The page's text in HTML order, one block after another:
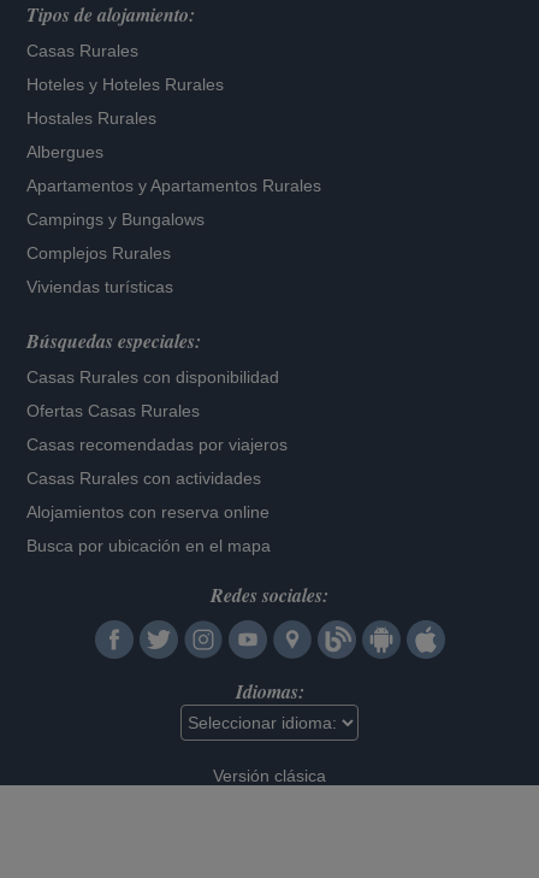
Tipos de alojamiento:
Casas Rurales
Hoteles y Hoteles Rurales
Hostales Rurales
Albergues
Apartamentos yApartamentos Rurales
Campings y Bungalows
Complejos Rurales
Viviendas turísticas
Búsquedas especiales:
Casas Rurales con disponibilidad
Ofertas Casas Rurales
Casas recomendadas por viajeros
Casas Rurales con actividades
Alojamientos con reserva online
Busca por ubicación en el mapa
Redes sociales:
Idiomas:
Versión clásica